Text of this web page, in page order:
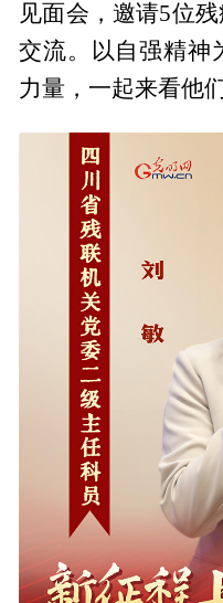
见面会，邀请5位
交流。以自强精神
力量，一起来看他